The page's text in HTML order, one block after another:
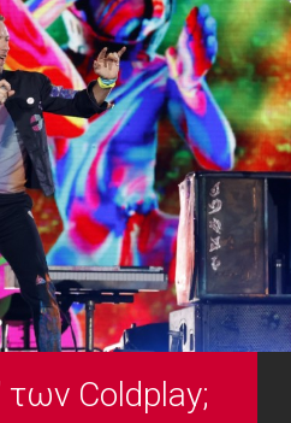
των Coldplay;